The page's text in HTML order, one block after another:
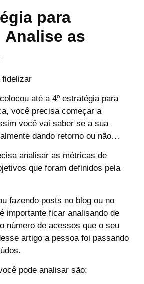
para
as
até a 4º estratégia para
você precisa começar a
você vai saber se a sua
dando retorno ou não…
analisar as métricas de
que foram definidos pela
fazendo posts no blog ou no
importante ficar analisando de
número de acessos que o seu
artigo a pessoa foi passando
pode analisar são: